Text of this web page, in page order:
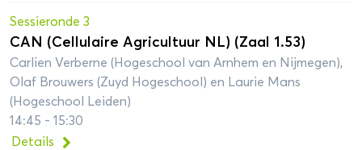
Sessieronde 3
CAN (Cellulaire Agricultuur NL) (Zaal 1.53)
Carlien Verberne (Hogeschool van Arnhem en Nijmegen),
Olaf Brouwers (Zuyd Hogeschool) en Laurie Mans
(Hogeschool Leiden)
14:45 - 15:30
Details